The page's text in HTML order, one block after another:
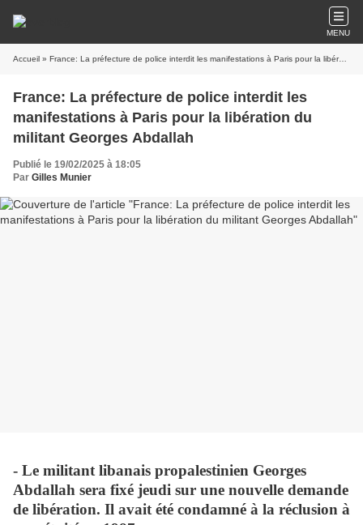
MENU
Accueil » France: La préfecture de police interdit les manifestations à Paris pour la libération du militant Georges Abdallah
France: La préfecture de police interdit les
manifestations à Paris pour la libération du
militant Georges Abdallah
Publié le 19/02/2025 à 18:05
Par Gilles Munier
- Le militant libanais propalestinien Georges
Abdallah sera fixé jeudi sur une nouvelle demande
de libération. Il avait été condamné à la réclusion à